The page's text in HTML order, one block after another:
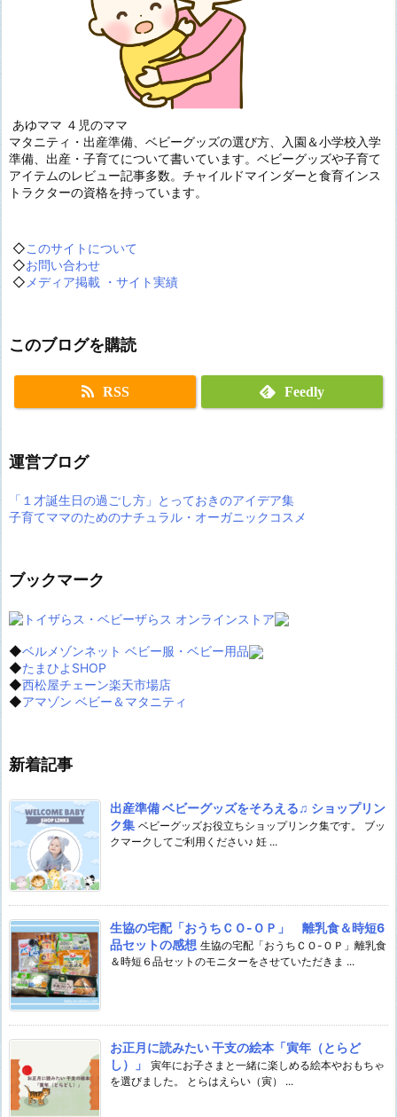
あゆママ ４児のママ
マタニティ・出産準備、ベビーグッズの選び方、入園＆小学校入学
準備、出産・子育てについて書いています。ベビーグッズや子育て
アイテムのレビュー記事多数。チャイルドマインダーと食育インス
トラクターの資格を持っています。
◇このサイトについて
◇お問い合わせ
◇ メディア掲載 ・サイト実績
このブログを購読
RSS Feedly
運営ブログ
「１才誕生日の過ごし方」とっておきのアイデア集
子育てママのためのナチュラル・オーガニックコスメ
ブックマーク
◆ベルメゾンネット ベビー服・ベビー用品
◆たまひよSHOP
◆西松屋チェーン楽天市場店
◆アマゾン ベビー＆マタニティ
新着記事
出産準備 ベビーグッズをそろえる♫ ショップリン
ク集 ベビーグッズお役立ちショップリンク集です。 ブッ
クマークしてご利用ください♪ 妊 ...
生協の宅配「おうちＣＯ-ＯＰ」 離乳食＆時短6
品セットの感想 生協の宅配「おうちＣＯ-ＯＰ」離乳食
＆時短６品セットのモニターをさせていただきま ...
お正月に読みたい 干支の絵本「寅年（とらど
し）」
寅年にお子さまと一緒に楽しめる絵本やおもちゃ
を選びました。 とらはえらい（寅） ...